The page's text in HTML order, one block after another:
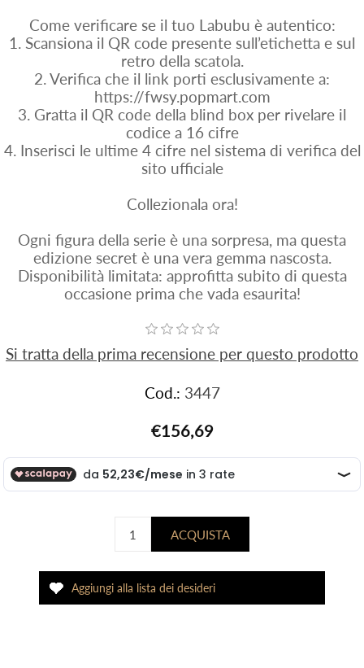
Come verificare se il tuo Labubu è autentico:
1. Scansiona il QR code presente sull’etichetta e sul
retro della scatola.
2. Verifica che il link porti esclusivamente a:
https://fwsy.popmart.com
3. Gratta il QR code della blind box per rivelare il
codice a 16 cifre
4. Inserisci le ultime 4 cifre nel sistema di verifica del
sito ufficiale
Collezionala ora!
Ogni figura della serie è una sorpresa, ma questa
edizione secret è una vera gemma nascosta.
Disponibilità limitata: approfitta subito di questa
occasione prima che vada esaurita!
Si tratta della prima recensione per questo prodotto
Cod.: 3447
€156,69